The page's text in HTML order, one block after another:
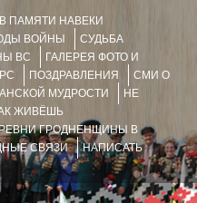
ПАМЯТИ НАВЕКИ
ВОЙНЫ
СУДЬБА
ВС
ГАЛЕРЕЯ ФОТО И
ПОЗДРАВЛЕНИЯ
СМИ О
МУДРОСТИ
НЕ
ЖИВЁШЬ
ГРОДНЕНЩИНЫ В
СВЯЗИ
НАПИСАТЬ